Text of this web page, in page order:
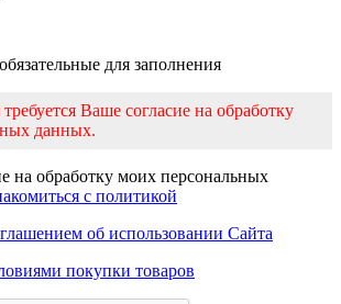
для заполнения
Ваше согласие на обработку
данных.
на обработку моих персональных
с политикой
об использовании Сайта
покупки товаров